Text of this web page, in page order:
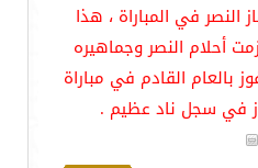
النصر في المباراة ، هذا
أحلام النصر وجماهيره
بالعام القادم في مباراة
في سجل ناد عظيم .